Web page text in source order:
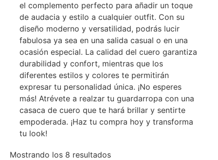
el complemento perfecto para añadir un toque
de audacia y estilo a cualquier outfit. Con su
diseño moderno y versatilidad, podrás lucir
fabulosa ya sea en una salida casual o en una
ocasión especial. La calidad del cuero garantiza
durabilidad y confort, mientras que los
diferentes estilos y colores te permitirán
expresar tu personalidad única. ¡No esperes
más! Atrévete a realzar tu guardarropa con una
casaca de cuero que te hará brillar y sentirte
empoderada. ¡Haz tu compra hoy y transforma
tu look!
Mostrando los 8 resultados